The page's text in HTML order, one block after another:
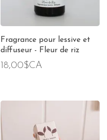
Fragrance pour lessive et
diffuseur - Fleur de riz
18,00$CA